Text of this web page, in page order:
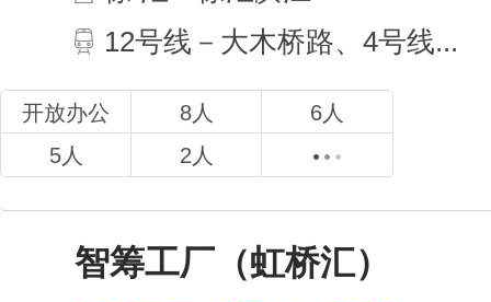
12号线－大木桥路、4号线...
开放办公 8人
6人
5人
2人
智筹工厂（虹桥汇）